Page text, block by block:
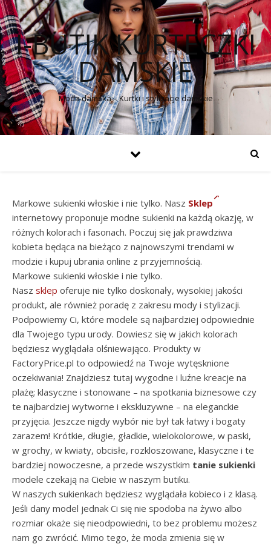
I-BUTIK KURTECZKI
DAMSKIE
Moda damska – Kurtki i stylizacje damskie
Markowe sukienki włoskie i nie tylko. Nasz Sklep
internetowy proponuje modne sukienki na każdą okazję, w
różnych kolorach i fasonach. Poczuj się jak prawdziwa
kobieta będąca na bieżąco z najnowszymi trendami w
modzie i kupuj ubrania online z przyjemnością.
Markowe sukienki włoskie i nie tylko.
Nasz sklep oferuje nie tylko doskonały, wysokiej jakości
produkt, ale również poradę z zakresu mody i stylizacji.
Podpowiemy Ci, które modele są najbardziej odpowiednie
dla Twojego typu urody. Dowiesz się w jakich kolorach
będziesz wyglądała olśniewająco. Produkty w
FactoryPrice.pl to odpowiedź na Twoje wytęsknione
oczekiwania! Znajdziesz tutaj wygodne i luźne kreacje na
plażę; klasyczne i stonowane – na spotkania biznesowe czy
te najbardziej wytworne i ekskluzywne – na eleganckie
przyjęcia. Jeszcze nigdy wybór nie był tak łatwy i bogaty
zarazem! Krótkie, długie, gładkie, wielokolorowe, w paski,
w grochy, w kwiaty, obcisłe, rozkloszowane, klasyczne i te
bardziej nowoczesne, a przede wszystkim tanie sukienki
modele czekają na Ciebie w naszym butiku.
W naszych sukienkach będziesz wyglądała kobieco i z klasą.
Jeśli dany model jednak Ci się nie spodoba na żywo albo
rozmiar okaże się nieodpowiedni, to bez problemu możesz
nam go zwrócić. Mimo tego, że moda zmienia się w